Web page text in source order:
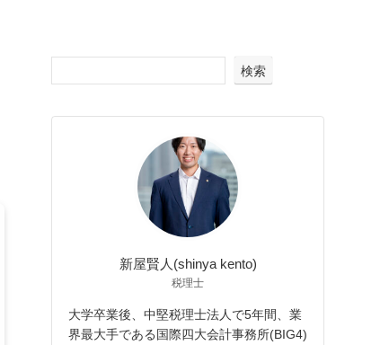
検索
新屋賢人(shinya kento)
税理士
大学卒業後、中堅税理士法人で5年間、業
界最大手である国際四大会計事務所(BIG4)